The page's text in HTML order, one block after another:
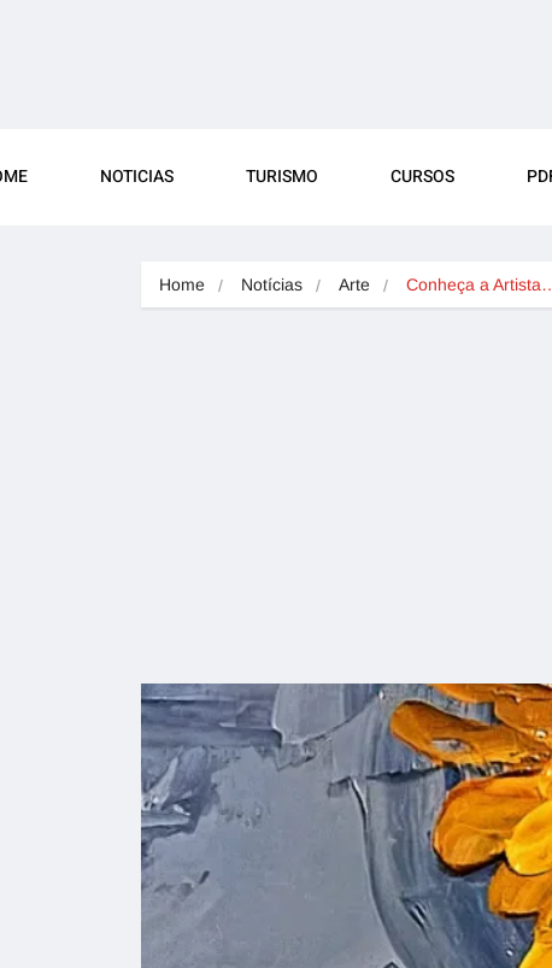
NOTICIAS TURISMO CURSOS
Home Notícias Arte Conheça a